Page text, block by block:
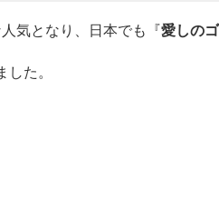
気となり、日本でも『愛しの
した。